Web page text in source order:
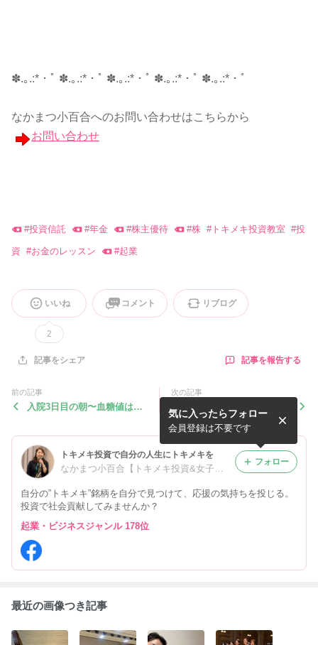
✽.｡.:*・ﾟ ✽.｡.:*・ﾟ ✽.｡.:*・ﾟ ✽.｡.:*・ﾟ ✽.｡.:*・ﾟ
なかまつ小百合へのお問い合わせはこちらから
お問い合わせ
#投資信託 #年金 #株主優待 #株 #トキメキ投資教室 #投
資 #お金のレッスン #起業
いいね
2
コメント リブログ
記事をシェア 記事を報告する
前の記事
入院3日目の朝〜血糖値は30
次の記事
おはようワタシ〜朝の病室か
ら
トキメキ投資で自分の人生にトキメキを
自分の”トキメキ”銘柄を自分で見つけて、応援の気持ちを投じる。
投資で社会貢献してみませんか？
気に入ったらフォロー
会員登録は不要です
フォロー
起業・ビジネスジャンル 178位
最近の画像つき記事